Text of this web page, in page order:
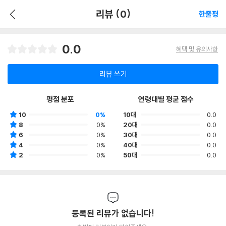
리뷰 (0) 한줄평
0.0 혜택 및 유의사항
리뷰 쓰기
평점 분포
10
0%
8
0%
6
0%
4
0%
2
0%
연령대별 평균 점수
10대
0.0
20대
0.0
30대
0.0
40대
0.0
50대
0.0
등록된 리뷰가 없습니다!